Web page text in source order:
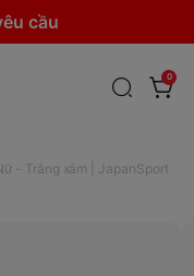
cầu
0
- Trắng xám | JapanSport